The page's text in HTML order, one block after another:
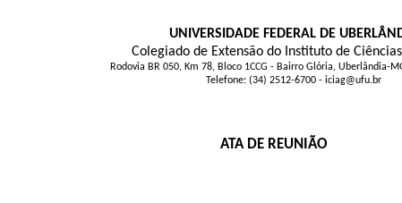
UNIVERSIDADE FEDERAL DE
Colegiado de Extensão do Instituto de
Rodovia BR 050, Km 78, Bloco 1CCG - Bairro Glória, Uberlândia-
Telefone: (34) 2512-6700 - iciag@ufu.br
ATA DE REUNIÃO